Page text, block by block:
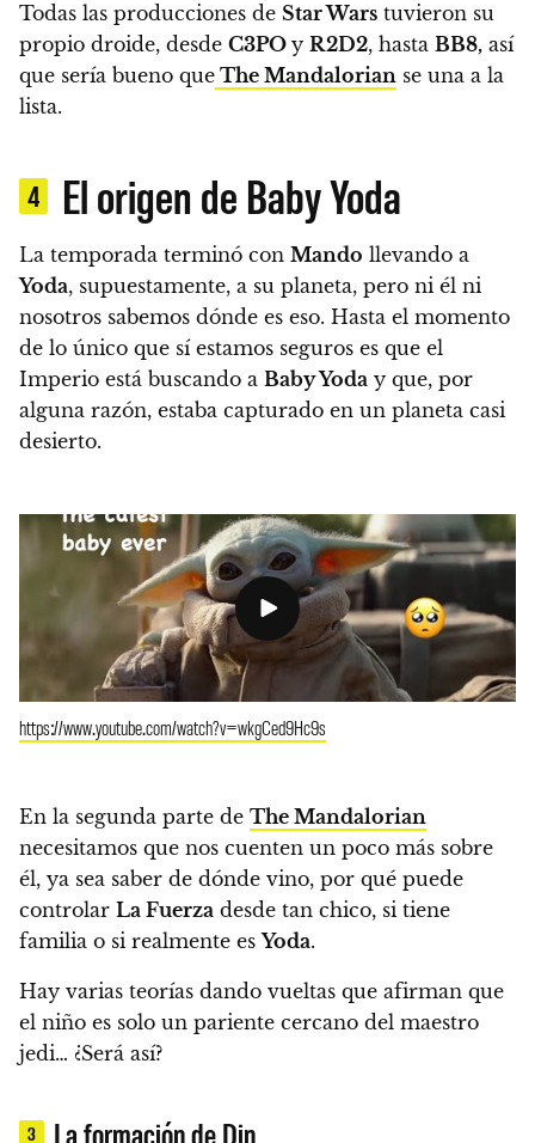
Todas las producciones de Star Wars tuvieron su
propio droide, desde C3PO y R2D2, hasta BB8, así
que sería bueno que The Mandalorian se una a la
lista.
4 El origen de Baby Yoda
La temporada terminó con Mando llevando a
Yoda, supuestamente, a su planeta, pero ni él ni
nosotros sabemos dónde es eso. Hasta el momento
de lo único que sí estamos seguros es que el
Imperio está buscando a Baby Yoda y que, por
alguna razón, estaba capturado en un planeta casi
desierto.
https://www.youtube.com/watch?v=wkgCed9Hc9s
En la segunda parte de The Mandalorian
necesitamos que nos cuenten un poco más sobre
él, ya sea saber de dónde vino, por qué puede
controlar La Fuerza desde tan chico, si tiene
familia o si realmente esYoda.
Hay varias teorías dando vueltas que afirman que
el niño es solo un pariente cercano del maestro
jedi… ¿Será así?
3 La formación de Din